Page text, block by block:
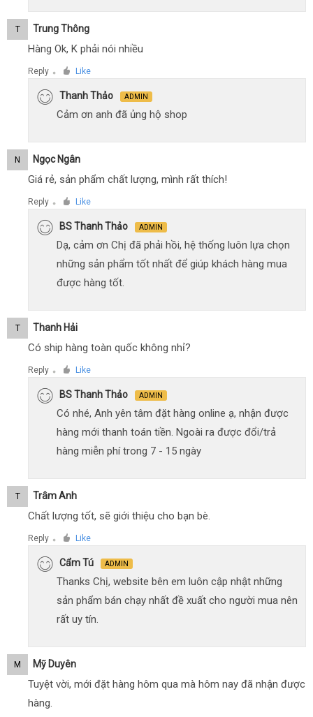
T Trung Thông
Hàng Ok, K phải nói nhiều
Reply ● Like
Thanh Thảo ADMIN
Cảm ơn anh đã ủng hộ shop
N Ngọc Ngân
Giá rẻ, sản phẩm chất lượng, mình rất thích!
Reply ● Like
BS Thanh Thảo ADMIN
Dạ, cảm ơn Chị đã phải hồi, hệ thống luôn lựa chọn
những sản phẩm tốt nhất để giúp khách hàng mua
được hàng tốt.
T Thanh Hải
Có ship hàng toàn quốc không nhỉ?
Reply ● Like
BS Thanh Thảo ADMIN
Có nhé, Anh yên tâm đặt hàng online ạ, nhận được
hàng mới thanh toán tiền. Ngoài ra được đổi/trả
hàng miễn phí trong 7 - 15 ngày
T Trâm Anh
Chất lượng tốt, sẽ giới thiệu cho bạn bè.
Reply ● Like
Cẩm Tú ADMIN
Thanks Chị, website bên em luôn cập nhật những
sản phẩm bán chạy nhất đề xuất cho người mua nên
rất uy tín.
M Mỹ Duyên
Tuyệt vời, mới đặt hàng hôm qua mà hôm nay đã nhận được
hàng.